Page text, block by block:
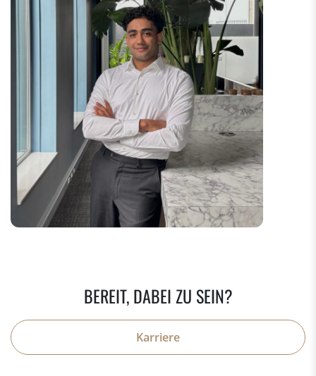
BEREIT, DABEI ZU SEIN?
Karriere